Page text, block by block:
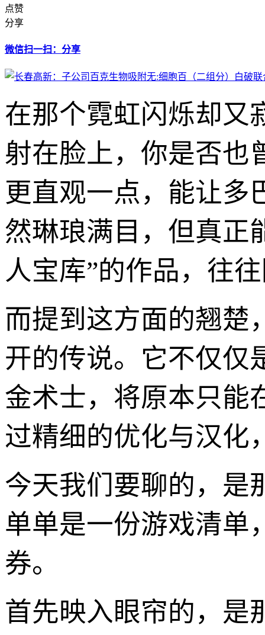
点赞
分享
微信扫一扫：分享
在那个霓虹闪烁却又
射在脸上，你是否
更直观一点，能让多
然琳琅满目，但真正
人宝库”的作品，往
而提到这方面的翘楚
开的传说。它不仅仅
金术士，将原本只能
过精细的优化与汉化
今天我们要聊的，是
单单是一份游戏清单
券。
首先映入眼帘的，是